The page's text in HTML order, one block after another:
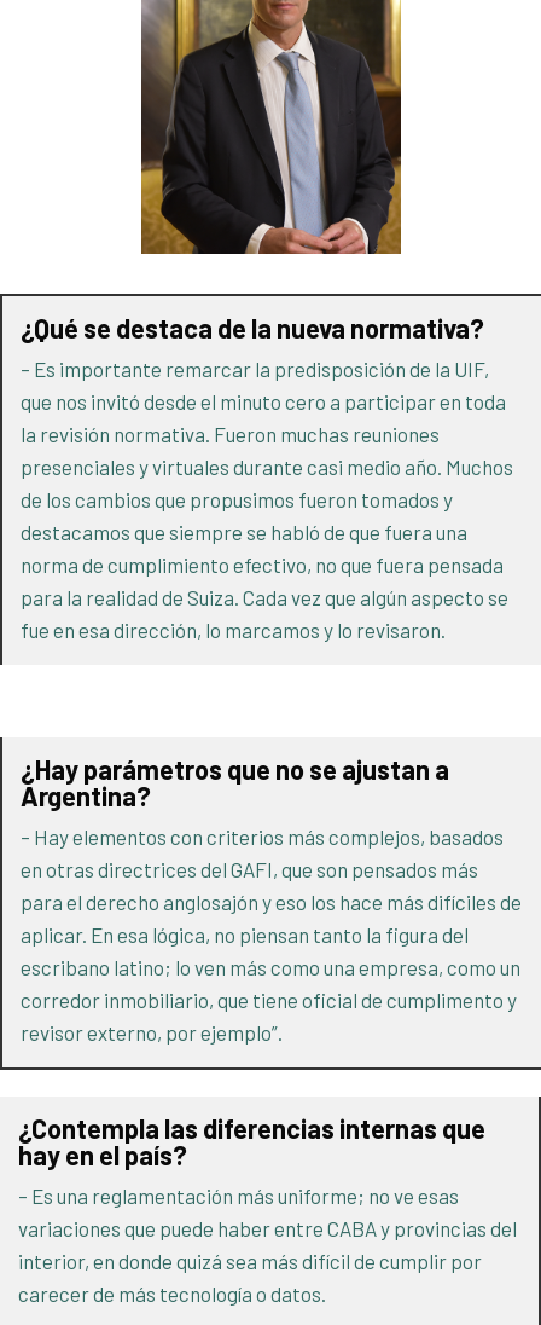
¿Qué se destaca de la nueva normativa?
– Es importante remarcar la predisposición de la UIF,
que nos invitó desde el minuto cero a participar en toda
la revisión normativa. Fueron muchas reuniones
presenciales y virtuales durante casi medio año. Muchos
de los cambios que propusimos fueron tomados y
destacamos que siempre se habló de que fuera una
norma de cumplimiento efectivo, no que fuera pensada
para la realidad de Suiza. Cada vez que algún aspecto se
fue en esa dirección, lo marcamos y lo revisaron.
¿Hay parámetros que no se ajustan a
Argentina?
– Hay elementos con criterios más complejos, basados
en otras directrices del GAFI, que son pensados más
para el derecho anglosajón y eso los hace más difíciles de
aplicar. En esa lógica, no piensan tanto la figura del
escribano latino; lo ven más como una empresa, como un
corredor inmobiliario, que tiene oficial de cumplimento y
revisor externo, por ejemplo”.
¿Contempla las diferencias internas que
hay en el país?
– Es una reglamentación más uniforme; no ve esas
variaciones que puede haber entre CABA y provincias del
interior, en donde quizá sea más difícil de cumplir por
carecer de más tecnología o datos.